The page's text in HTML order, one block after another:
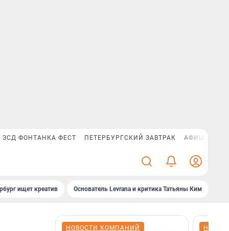
ЗСД ФОНТАНКА ФЕСТ ПЕТЕРБУРГСКИЙ ЗАВТРАК АФИША PLUS
ищет креатив Основатель Levrana и критика Татьяны Ким
НОВОСТИ КОМПАНИЙ